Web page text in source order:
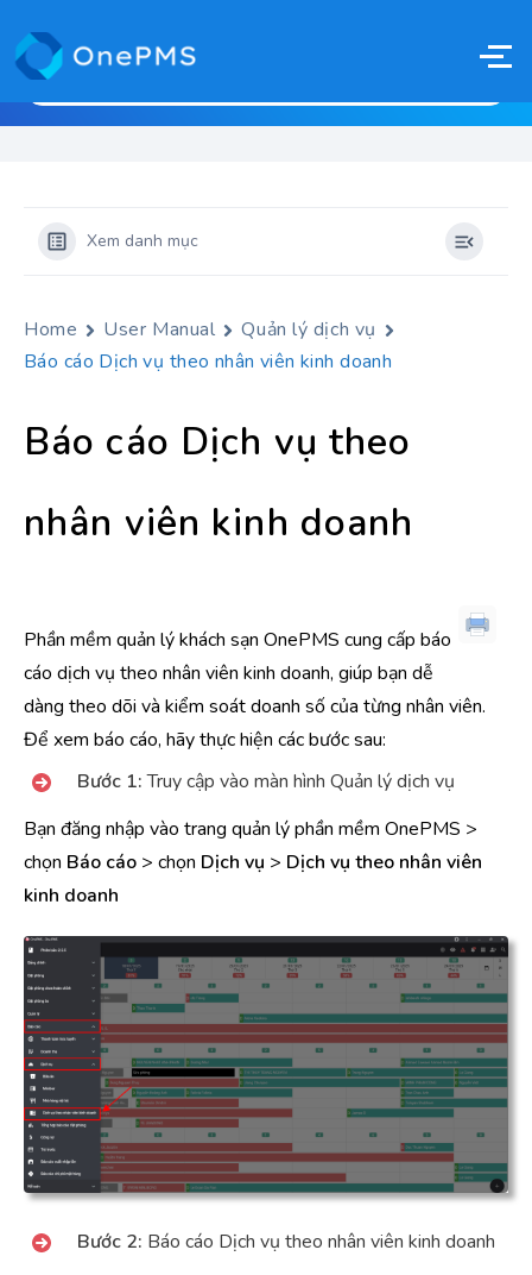
Xem danh mục
Home User Manual
Quản lý dịch vụ
Báo cáo Dịch vụ theo nhân viên kinh doanh
Báo cáo Dịch vụ theo
nhân viên kinh doanh
Phần mềm quản lý khách sạn OnePMS cung cấp báo
cáo dịch vụ theo nhân viên kinh doanh, giúp bạn dễ
dàng theo dõi và kiểm soát doanh số của từng nhân viên.
Để xem báo cáo, hãy thực hiện các bước sau:
Bước 1:Truy cập vào màn hình Quản lý dịch vụ
Bạn đăng nhập vào trang quản lý phần mềm OnePMS >
chọn Báo cáo > chọn Dịch vụ > Dịch vụ theo nhân viên
kinh doanh
Bước 2: Báo cáo Dịch vụ theo nhân viên kinh doanh